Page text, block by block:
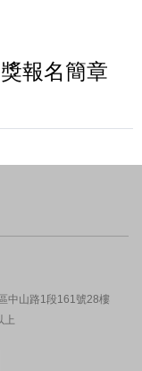
報名簡章
中山路1段161號28樓
上